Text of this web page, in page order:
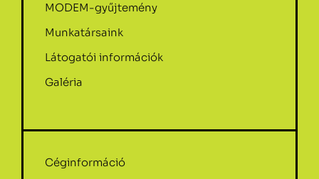
MODEM-gyűjtemény
Munkatársaink
Látogatói információk
Galéria
Céginformáció